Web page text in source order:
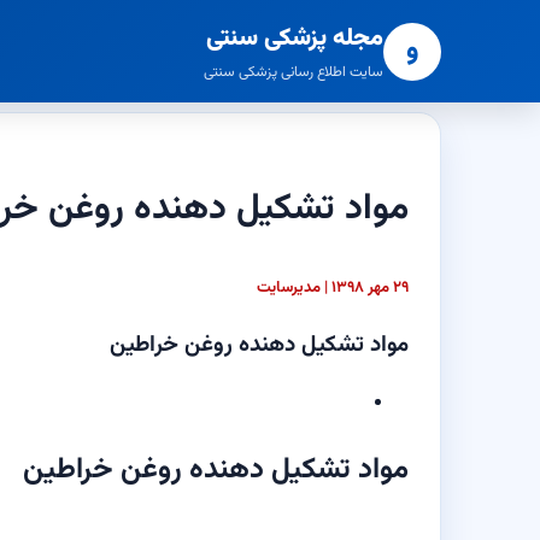
و مجله پزشکی سنتی
سایت اطلاع رسانی پزشکی سنتی
مواد تشکیل دهنده روغن
۲۹ مهر ۱۳۹۸ | مدیرسایت
مواد تشکیل دهنده روغن خراطین
مواد تشکیل دهنده روغن خراطین